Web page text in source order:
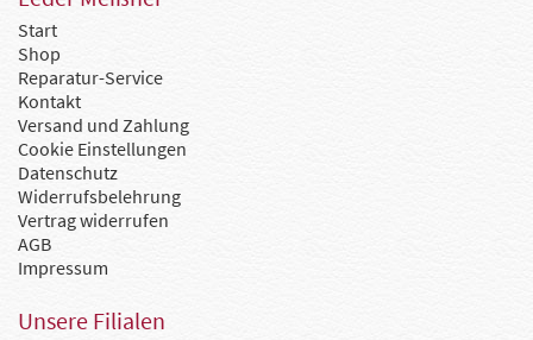
Start
Shop
Reparatur-Service
Kontakt
Versand und Zahlung
Cookie Einstellungen
Datenschutz
Widerrufsbelehrung
Vertrag widerrufen
AGB
Impressum
Unsere Filialen